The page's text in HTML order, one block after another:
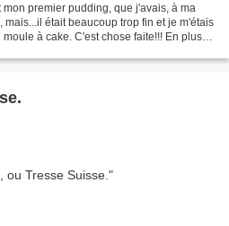
premier pudding, que j'avais, à ma
était beaucoup trop fin et je m'étais
à cake. C'est chose faite!!! En plus,